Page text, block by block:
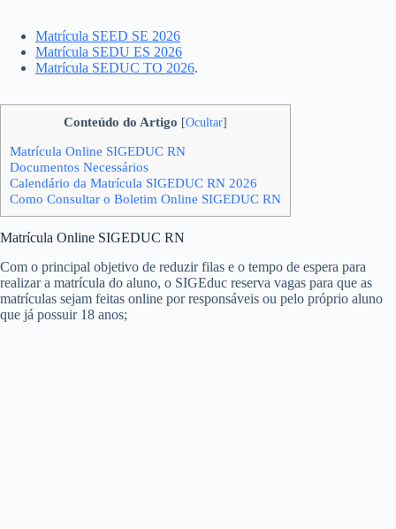
Matrícula SEED SE 2026
Matrícula SEDU ES 2026
Matrícula SEDUC TO 2026.
Conteúdo do Artigo [Ocultar]
Matrícula Online SIGEDUC RN
Documentos Necessários
Calendário da Matrícula SIGEDUC RN 2026
Como Consultar o Boletim Online SIGEDUC RN
Matrícula Online SIGEDUC RN
Com o principal objetivo de reduzir filas e o tempo de espera para
realizar a matrícula do aluno, o SIGEduc reserva vagas para que as
matrículas sejam feitas online por responsáveis ou pelo próprio aluno
que já possuir 18 anos;